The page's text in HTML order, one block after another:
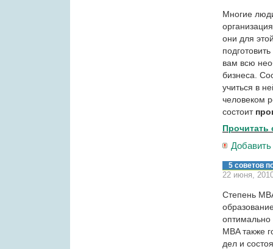
Многие
они для
вам всю
бизнеса.
учиться в
человеком
состоит
Прочитать
5 советов
22 июня,
Степень
MBA также
дел и